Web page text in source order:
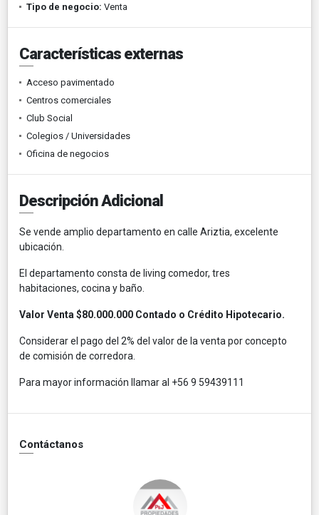
Tipo de negocio: Venta
Características externas
Acceso pavimentado
Centros comerciales
Club Social
Colegios / Universidades
Oficina de negocios
Descripción Adicional
Se vende amplio departamento en calle Ariztia, excelente
ubicación.
El departamento consta de living comedor, tres
habitaciones, cocina y baño.
Valor Venta $80.000.000 Contado o Crédito Hipotecario.
Considerar el pago del 2% del valor de la venta por concepto
de comisión de corredora.
Para mayor información llamar al +56 9 59439111
Contáctanos